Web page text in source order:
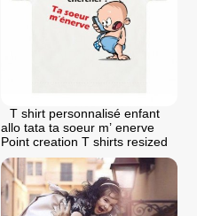
T shirt personnalisé enfant
allo tata ta soeur m’ enerve
Point creation T shirts resized